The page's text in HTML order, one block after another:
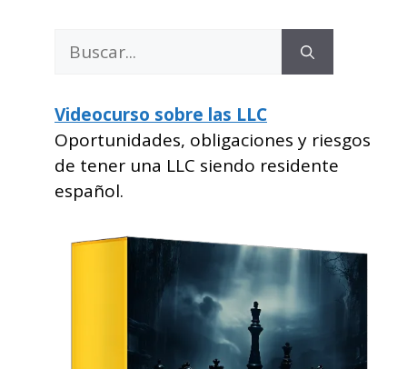
Buscar:
Videocurso sobre las LLC
Oportunidades, obligaciones y riesgos
de tener una LLC siendo residente
español.